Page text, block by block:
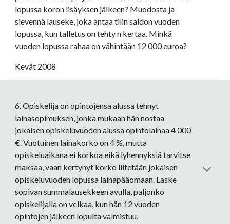
lopussa koron lisäyksen jälkeen? Muodosta ja
sievennä lauseke, joka antaa tilin saldon vuoden
lopussa, kun talletus on tehty n kertaa. Minkä
vuoden lopussa rahaa on vähintään 12 000 euroa?
Kevät 2008
6. Opiskelija on opintojensa alussa tehnyt
lainasopimuksen, jonka mukaan hän nostaa
jokaisen opiskeluvuoden alussa opintolainaa 4 000
€. Vuotuinen lainakorko on 4 %, mutta
opiskeluaikana ei korkoa eikä lyhennyksiä tarvitse
maksaa, vaan kertynyt korko liitetään jokaisen
opiskeluvuoden lopussa lainapääomaan. Laske
sopivan summalausekkeen avulla, paljonko
opiskelijalla on velkaa, kun hän 12 vuoden
opintojen jälkeen lopulta valmistuu.